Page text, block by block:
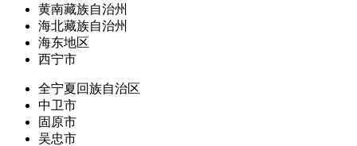
黄南藏族自治州
海北藏族自治州
海东地区
西宁市
全宁夏回族自治区
中卫市
固原市
吴忠市